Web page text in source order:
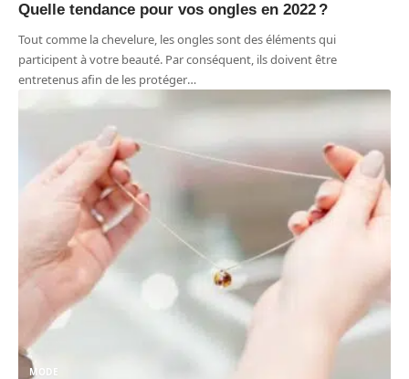
Quelle tendance pour vos ongles en 2022 ?
Tout comme la chevelure, les ongles sont des éléments qui
participent à votre beauté. Par conséquent, ils doivent être
entretenus afin de les protéger…
MODE